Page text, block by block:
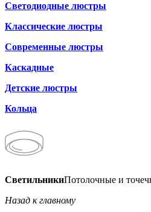
Светодиодные люстры
Классические люстры
Современные люстры
Каскадные
Детские люстры
Кольца
СветильникиПотолочные и
Назад к главному